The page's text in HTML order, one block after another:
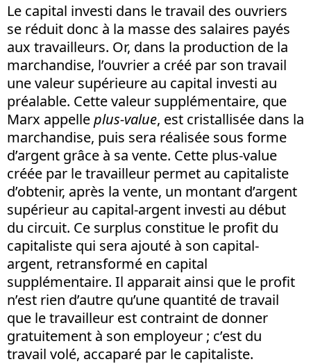
Le capital investi dans le travail des ouvriers
se réduit donc à la masse des salaires payés
aux travailleurs. Or, dans la production de la
marchandise, l’ouvrier a créé par son travail
une valeur supérieure au capital investi au
préalable. Cette valeur supplémentaire, que
Marx appelleplus-value, est cristallisée dans la
marchandise, puis sera réalisée sous forme
d’argent grâce à sa vente. Cette plus-value
créée par le travailleur permet au capitaliste
d’obtenir, après la vente, un montant d’argent
supérieur au capital-argent investi au début
du circuit. Ce surplus constitue le profit du
capitaliste qui sera ajouté à son capital-
argent, retransformé en capital
supplémentaire. Il apparait ainsi que le profit
n’est rien d’autre qu’une quantité de travail
que le travailleur est contraint de donner
gratuitement à son employeur ; c’est du
travail volé, accaparé par le capitaliste.